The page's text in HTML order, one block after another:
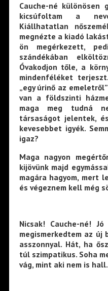
Cauche-né különösen
kicsúfoltam a
Kiállhatatlan
megnézte a kiadó
ön megérkezett,
szándékában
Óvakodjon tőle, a
mindenféléket
„egy úrinő az
van a földszinti
maga meg tudná
társaságot jelentek,
kevesebbet igyék.
igaz?
Maga nagyon
kijövünk majd
magára hagyom, mert
és végeznem kell még
Nicsak! Cauche-né!
megismerkedtem az új
asszonnyal. Hát, ha
túl szimpatikus. Soha
vág, mint aki nem is